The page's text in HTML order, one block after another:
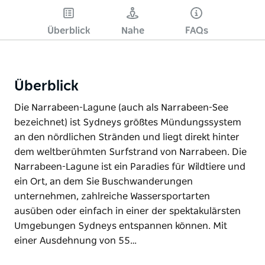
Überblick Nahe FAQs
Überblick
Die Narrabeen-Lagune (auch als Narrabeen-See
bezeichnet) ist Sydneys größtes Mündungssystem
an den nördlichen Stränden und liegt direkt hinter
dem weltberühmten Surfstrand von Narrabeen. Die
Narrabeen-Lagune ist ein Paradies für Wildtiere und
ein Ort, an dem Sie Buschwanderungen
unternehmen, zahlreiche Wassersportarten
ausüben oder einfach in einer der spektakulärsten
Umgebungen Sydneys entspannen können. Mit
einer Ausdehnung von 55…